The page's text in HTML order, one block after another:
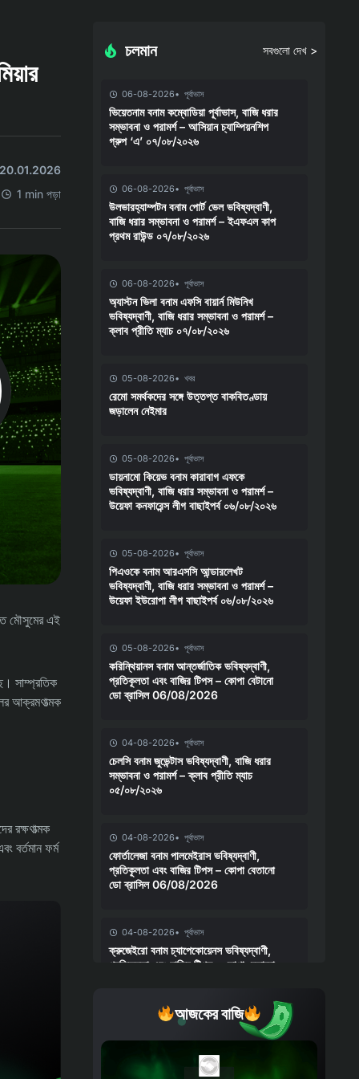
20.01.2026
1 min পড়া
মৌসুমের এই
সাম্প্রতিক
আক্রমণাত্মক
রক্ষণাত্মক
বর্তমান ফর্ম
চলমান সবগুলো দেখ >
06-08-2026 পূর্বাভাস
ভিয়েতনাম বনাম কম্বোডিয়া পূর্বাভাস, বাজি ধরার
সম্ভাবনা ও পরামর্শ – আসিয়ান চ্যাম্পিয়নশিপ
গ্রুপ ‘এ’ ০৭/০৮/২০২৬
06-08-2026 পূর্বাভাস
উলভারহ্যাম্পটন বনাম পোর্ট ভেল ভবিষ্যদ্বাণী,
বাজি ধরার সম্ভাবনা ও পরামর্শ – ইএফএল কাপ
প্রথম রাউন্ড ০৭/০৮/২০২৬
06-08-2026 পূর্বাভাস
অ্যাস্টন ভিলা বনাম এফসি বায়ার্ন মিউনিখ
ভবিষ্যদ্বাণী, বাজি ধরার সম্ভাবনা ও পরামর্শ –
ক্লাব প্রীতি ম্যাচ ০৭/০৮/২০২৬
05-08-2026 খবর
রেমো সমর্থকদের সঙ্গে উত্তপ্ত বাকবিতণ্ডায়
জড়ালেন নেইমার
05-08-2026 পূর্বাভাস
ডায়নামো কিয়েভ বনাম কারাবাগ এফকে
ভবিষ্যদ্বাণী, বাজি ধরার সম্ভাবনা ও পরামর্শ –
উয়েফা কনফারেন্স লীগ বাছাইপর্ব ০৬/০৮/২০২৬
05-08-2026 পূর্বাভাস
পিএওকে বনাম আরএসসি আন্ডারলেখট
ভবিষ্যদ্বাণী, বাজি ধরার সম্ভাবনা ও পরামর্শ –
উয়েফা ইউরোপা লীগ বাছাইপর্ব ০৬/০৮/২০২৬
05-08-2026 পূর্বাভাস
করিন্থিয়ানস বনাম আন্তর্জাতিক ভবিষ্যদ্বাণী,
প্রতিকূলতা এবং বাজির টিপস – কোপা বেটানো
ডো ব্রাসিল 06/08/2026
04-08-2026 পূর্বাভাস
চেলসি বনাম জুভেন্টাস ভবিষ্যদ্বাণী, বাজি ধরার
সম্ভাবনা ও পরামর্শ – ক্লাব প্রীতি ম্যাচ
০৫/০৮/২০২৬
04-08-2026 পূর্বাভাস
ফোর্তালেজা বনাম পালমেইরাস ভবিষ্যদ্বাণী,
প্রতিকূলতা এবং বাজির টিপস – কোপা বেতানো
ডো ব্রাসিল 06/08/2026
04-08-2026 পূর্বাভাস
ক্রুজেইরো বনাম চ্যাপেকোয়েনস ভবিষ্যদ্বাণী,
প্রতিকূলতা এবং বাজির টিপস – কোপা বেতানো
খবর
কাশ্মীরের সরু গলি পেরিয়ে ভারতের টেস্ট দলে
আজকের বাজি